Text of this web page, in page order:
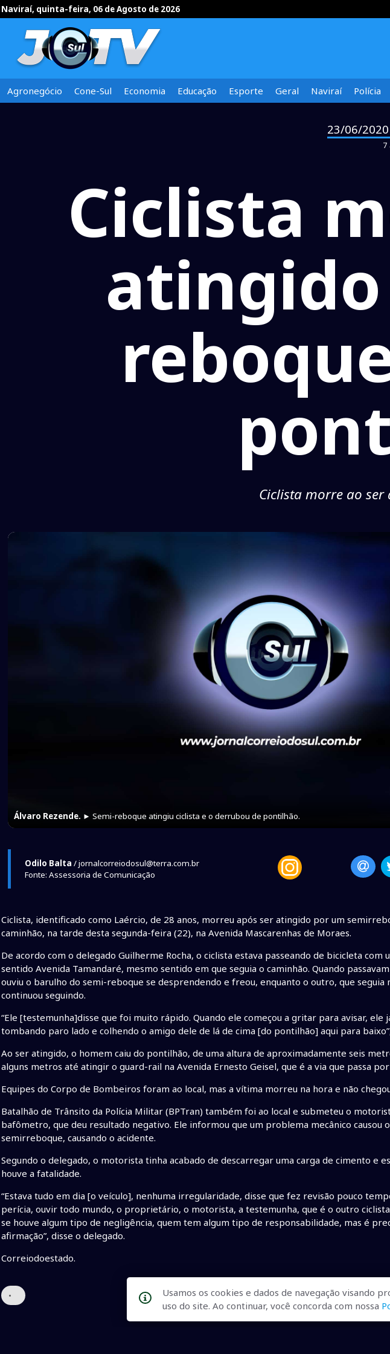
Naviraí, quinta-feira, 06 de Agosto de 2026
Agronegócio Cone-Sul Economia Educação Esporte Geral Naviraí Polícia
23/06/
7
Ciclista
Ciclista morre ao
Álvaro Rezende. ► Semi-reboque atingiu ciclista e o derrubou de pontilhão.
Odilo Balta / jornalcorreiodosul@terra.com.br
Fonte: Assessoria de Comunicação
Ciclista, identificado como Laércio, de 28 anos, morreu após ser atingido por um
caminhão, na tarde desta segunda-feira (22), na Avenida Mascarenhas de Moraes.
De acordo com o delegado Guilherme Rocha, o ciclista estava passeando de bicicleta com
sentido Avenida Tamandaré, mesmo sentido em que seguia o caminhão. Quando
ouviu o barulho do semi-reboque se desprendendo e freou, enquanto o outro, que seguia
continuou seguindo.
“Ele [testemunha]disse que foi muito rápido. Quando ele começou a gritar para avisar, ele
tombando paro lado e colhendo o amigo dele de lá de cima [do pontilhão] aqui para
Ao ser atingido, o homem caiu do pontilhão, de uma altura de aproximadamente seis
alguns metros até atingir o guard-rail na Avenida Ernesto Geisel, que é a via que passa
Equipes do Corpo de Bombeiros foram ao local, mas a vítima morreu na hora e não
Batalhão de Trânsito da Polícia Militar (BPTran) também foi ao local e submeteu o
bafômetro, que deu resultado negativo. Ele informou que um problema mecânico causou
semirreboque, causando o acidente.
Segundo o delegado, o motorista tinha acabado de descarregar uma carga de cimento e
houve a fatalidade.
“Estava tudo em dia [o veículo], nenhuma irregularidade, disse que fez revisão pouco
perícia, ouvir todo mundo, o proprietário, o motorista, a testemunha, que é o outro
se houve algum tipo de negligência, quem tem algum tipo de responsabilidade, mas é
afirmação”, disse o delegado.
Correiodoestado.
•
Usamos os cookies e dados de navegação visando
uso do site. Ao continuar, você concorda com nossa